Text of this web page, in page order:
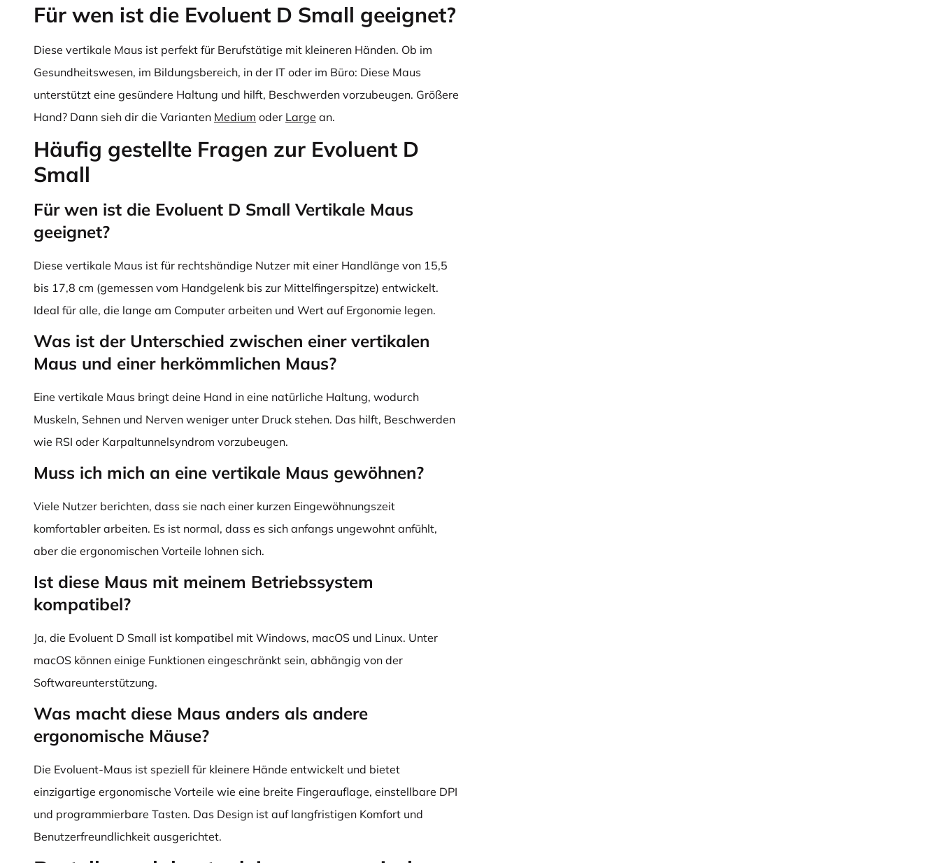
Für wen ist die Evoluent D Small geeignet?
Diese vertikale Maus ist perfekt für Berufstätige mit kleineren Händen. Ob im
Gesundheitswesen, im Bildungsbereich, in der IT oder im Büro: Diese Maus
unterstützt eine gesündere Haltung und hilft, Beschwerden vorzubeugen. Größere
Hand? Dann sieh dir die Varianten Medium oder Large an.
Häufig gestellte Fragen zur Evoluent D
Small
Für wen ist die Evoluent D Small Vertikale Maus
geeignet?
Diese vertikale Maus ist für rechtshändige Nutzer mit einer Handlänge von 15,5
bis 17,8 cm (gemessen vom Handgelenk bis zur Mittelfingerspitze) entwickelt.
Ideal für alle, die lange am Computer arbeiten und Wert auf Ergonomie legen.
Was ist der Unterschied zwischen einer vertikalen
Maus und einer herkömmlichen Maus?
Eine vertikale Maus bringt deine Hand in eine natürliche Haltung, wodurch
Muskeln, Sehnen und Nerven weniger unter Druck stehen. Das hilft, Beschwerden
wie RSI oder Karpaltunnelsyndrom vorzubeugen.
Muss ich mich an eine vertikale Maus gewöhnen?
Viele Nutzer berichten, dass sie nach einer kurzen Eingewöhnungszeit
komfortabler arbeiten. Es ist normal, dass es sich anfangs ungewohnt anfühlt,
aber die ergonomischen Vorteile lohnen sich.
Ist diese Maus mit meinem Betriebssystem
kompatibel?
Ja, die Evoluent D Small ist kompatibel mit Windows, macOS und Linux. Unter
macOS können einige Funktionen eingeschränkt sein, abhängig von der
Softwareunterstützung.
Was macht diese Maus anders als andere
ergonomische Mäuse?
Die Evoluent-Maus ist speziell für kleinere Hände entwickelt und bietet
einzigartige ergonomische Vorteile wie eine breite Fingerauflage, einstellbare DPI
und programmierbare Tasten. Das Design ist auf langfristigen Komfort und
Benutzerfreundlichkeit ausgerichtet.